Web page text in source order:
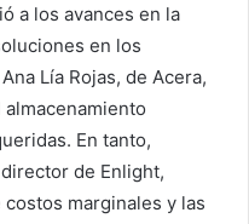
a los avances en la
en los
Lía Rojas, de Acera,
En tanto,
de Enlight,
marginales y las